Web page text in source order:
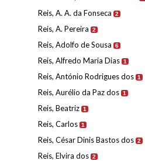
Reis, A. A. da Fonseca 2
Reis, A. Pereira 2
Reis, Adolfo de Sousa 6
Reis, Alfredo Maria Dias 1
Reis, António Rodrigues dos 1
Reis, Aurélio da Paz dos 1
Reis, Beatriz 1
Reis, Carlos 1
Reis, César Dinis Bastos dos 2
Reis, Elvira dos 2